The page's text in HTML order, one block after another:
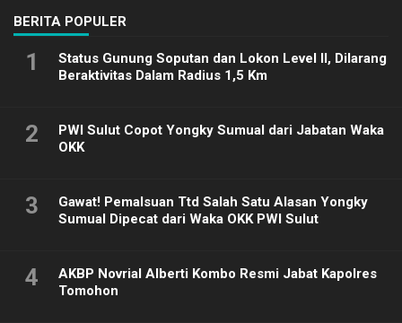
BERITA POPULER
1
Status Gunung Soputan dan Lokon Level II, Dilarang
Beraktivitas Dalam Radius 1,5 Km
2
PWI Sulut Copot Yongky Sumual dari Jabatan Waka
OKK
3
Gawat! Pemalsuan Ttd Salah Satu Alasan Yongky
Sumual Dipecat dari Waka OKK PWI Sulut
4
AKBP Novrial Alberti Kombo Resmi Jabat Kapolres
Tomohon